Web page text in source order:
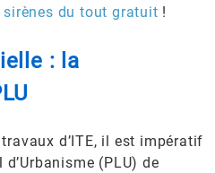
sirènes du tout gratuit !
: la
d’ITE, il est impératif
(PLU) de